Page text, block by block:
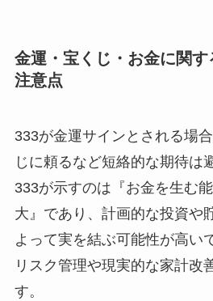
金運・宝くじ・お金に関
注意点
333が金運サインとされる場
じに頼るなど短絡的な期待は
333が示すのは『お金を生む
大』であり、計画的な投資や
よって実を結ぶ可能性が高い
リスク管理や現実的な家計改
す。